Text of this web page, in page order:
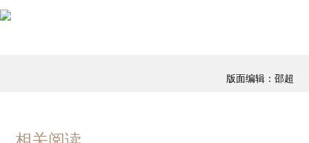
版面编辑：邵超